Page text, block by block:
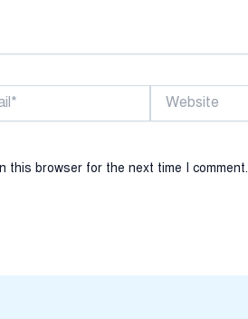
Website
this browser for the next time I comment.